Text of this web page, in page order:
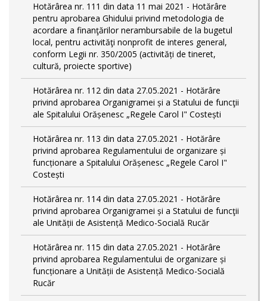
Hotărârea nr. 111 din data 11 mai 2021 - Hotărâre
pentru aprobarea Ghidului privind metodologia de
acordare a finanţărilor nerambursabile de la bugetul
local, pentru activităţi nonprofit de interes general,
conform Legii nr. 350/2005 (activități de tineret,
cultură, proiecte sportive)
Hotărârea nr. 112 din data 27.05.2021 - Hotărâre
privind aprobarea Organigramei și a Statului de funcţii
ale Spitalului Orășenesc „Regele Carol I" Costești
Hotărârea nr. 113 din data 27.05.2021 - Hotărâre
privind aprobarea Regulamentului de organizare și
funcționare a Spitalului Orășenesc „Regele Carol I"
Costești
Hotărârea nr. 114 din data 27.05.2021 - Hotărâre
privind aprobarea Organigramei și a Statului de funcţii
ale Unității de Asistență Medico-Socială Rucăr
Hotărârea nr. 115 din data 27.05.2021 - Hotărâre
privind aprobarea Regulamentului de organizare și
funcționare a Unității de Asistență Medico-Socială
Rucăr